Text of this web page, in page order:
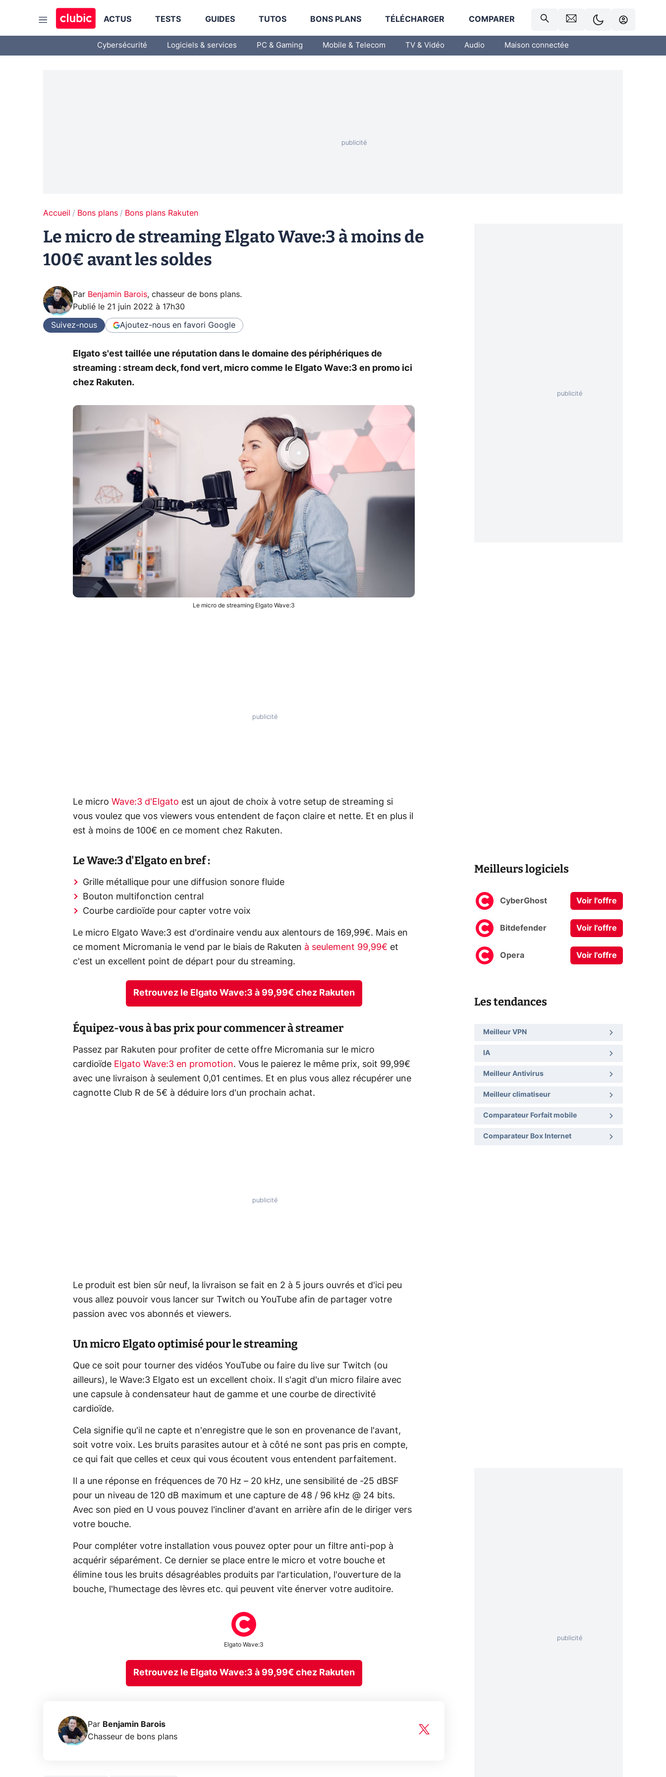
ACTUS TESTS GUIDES TUTOS BONS PLANS TÉLÉCHARGER COMPARER
Cybersécurité Logiciels & services PC & Gaming Mobile & Telecom TV & Vidéo Audio Maison connectée
Accueil Bons plans Bons plans Rakuten
Le micro de streaming Elgato Wave:3 à moins de
100€ avant les soldes
Par Benjamin Barois, chasseur de bons plans.
Publié le 21 juin 2022 à 17h30
Suivez-nous Ajoutez-nous en favori Google
Elgato s'est taillée une réputation dans le domaine des périphériques de
streaming : stream deck, fond vert, micro comme le Elgato Wave:3 en promo ici
chez Rakuten.
Le micro de streaming Elgato Wave:3
Le micro Wave:3 d'Elgato est un ajout de choix à votre setup de streaming si
vous voulez que vos viewers vous entendent de façon claire et nette. Et en plus il
est à moins de 100€ en ce moment chez Rakuten.
Le Wave:3 d'Elgato en bref :
Grille métallique pour une diffusion sonore fluide
Bouton multifonction central
Courbe cardioïde pour capter votre voix
Le micro Elgato Wave:3 est d'ordinaire vendu aux alentours de 169,99€. Mais en
ce moment Micromania le vend par le biais de Rakuten à seulement 99,99€ et
c'est un excellent point de départ pour du streaming.
Retrouvez le Elgato Wave:3 à 99,99€ chez Rakuten
Équipez-vous à bas prix pour commencer à streamer
Passez par Rakuten pour profiter de cette offre Micromania sur le micro
cardioïde Elgato Wave:3 en promotion. Vous le paierez le même prix, soit 99,99€
avec une livraison à seulement 0,01 centimes. Et en plus vous allez récupérer une
cagnotte Club R de 5€ à déduire lors d'un prochain achat.
Le produit est bien sûr neuf, la livraison se fait en 2 à 5 jours ouvrés et d'ici peu
vous allez pouvoir vous lancer sur Twitch ou YouTube afin de partager votre
passion avec vos abonnés et viewers.
Un micro Elgato optimisé pour le streaming
Que ce soit pour tourner des vidéos YouTube ou faire du live sur Twitch (ou
ailleurs), le Wave:3 Elgato est un excellent choix. Il s'agit d'un micro filaire avec
une capsule à condensateur haut de gamme et une courbe de directivité
cardioïde.
Cela signifie qu'il ne capte et n'enregistre que le son en provenance de l'avant,
soit votre voix. Les bruits parasites autour et à côté ne sont pas pris en compte,
ce qui fait que celles et ceux qui vous écoutent vous entendent parfaitement.
Il a une réponse en fréquences de 70 Hz – 20 kHz, une sensibilité de -25 dBSF
pour un niveau de 120 dB maximum et une capture de 48 / 96 kHz @ 24 bits.
Avec son pied en U vous pouvez l'incliner d'avant en arrière afin de le diriger vers
votre bouche.
Pour compléter votre installation vous pouvez opter pour un filtre anti-pop à
acquérir séparément. Ce dernier se place entre le micro et votre bouche et
élimine tous les bruits désagréables produits par l'articulation, l'ouverture de la
bouche, l'humectage des lèvres etc. qui peuvent vite énerver votre auditoire.
Elgato Wave:3
Retrouvez le Elgato Wave:3 à 99,99€ chez Rakuten
Par Benjamin Barois
Chasseur de bons plans
Meilleurs logiciels
CyberGhost Voir l'offre
Bitdefender Voir l'offre
Opera Voir l'offre
Les tendances
Meilleur VPN
IA
Meilleur Antivirus
Meilleur climatiseur
Comparateur Forfait mobile
Comparateur Box Internet